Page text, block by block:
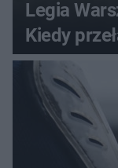
Legia
Kiedy